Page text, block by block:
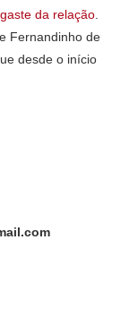
da relação
Fernandinho de
desde o início